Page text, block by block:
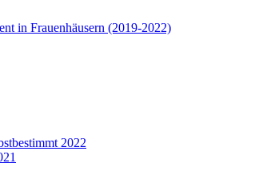
in Frauenhäusern (2019-2022)
2022